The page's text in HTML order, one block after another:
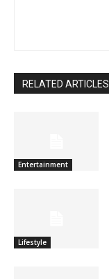
RELATED ARTICLES
Entertainment
Lifestyle